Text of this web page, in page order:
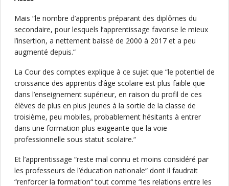
Mais “le nombre d’apprentis préparant des diplômes du
secondaire, pour lesquels l’apprentissage favorise le mieux
l’insertion, a nettement baissé de 2000 à 2017 et a peu
augmenté depuis.“
La Cour des comptes explique à ce sujet que “le potentiel de
croissance des apprentis d’âge scolaire est plus faible que
dans l’enseignement supérieur, en raison du profil de ces
élèves de plus en plus jeunes à la sortie de la classe de
troisième, peu mobiles, probablement hésitants à entrer
dans une formation plus exigeante que la voie
professionnelle sous statut scolaire.“
Et l’apprentissage “reste mal connu et moins considéré par
les professeurs de l’éducation nationale“ dont il faudrait
“renforcer la formation“ tout comme “les relations entre les